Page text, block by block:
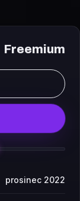
Freemium
prosinec 2022